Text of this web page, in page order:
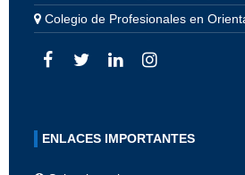
Colegio de Profesionales en
ENLACES IMPORTANTES